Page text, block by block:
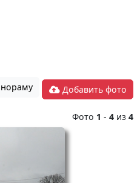
Добавить фото
Фото 1 -4 из4